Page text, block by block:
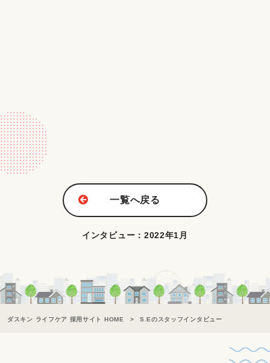
一覧へ戻る
インタビュー：2022年1月
ダスキン ライフケア 採用サイト HOME S.Eのスタッフインタビュー